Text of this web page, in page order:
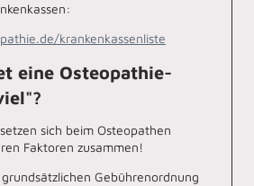
krankenkassenliste
eine Osteopathie-
sich beim Osteopathen
Faktoren zusammen!
Gebührenordnung